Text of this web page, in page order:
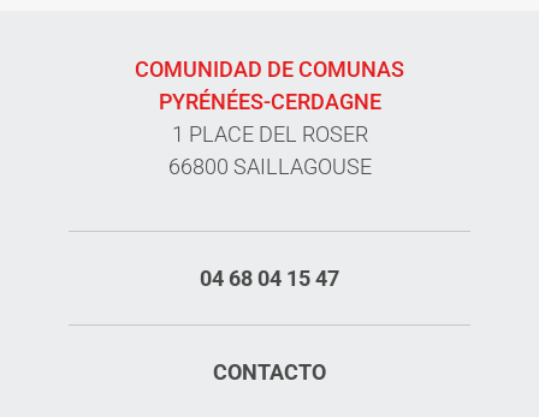
COMUNIDAD DE COMUNAS
PYRÉNÉES-CERDAGNE
1 PLACE DEL ROSER
66800 SAILLAGOUSE
04 68 04 15 47
CONTACTO